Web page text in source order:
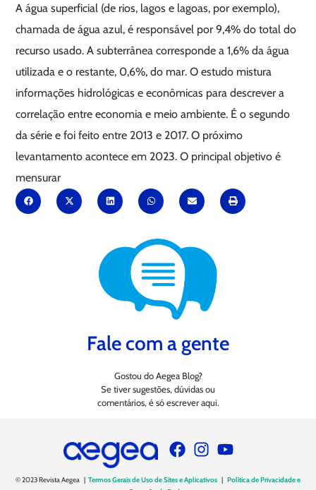
A água superficial (de rios, lagos e lagoas, por exemplo),
chamada de água azul, é responsável por 9,4% do total do
recurso usado. A subterrânea corresponde a 1,6% da água
utilizada e o restante, 0,6%, do mar. O estudo mistura
informações hidrológicas e econômicas para descrever a
correlação entre economia e meio ambiente. É o segundo
da série e foi feito entre 2013 e 2017. O próximo
levantamento acontece em 2023. O principal objetivo é
mensurar
Fale com a gente
Gostou do Aegea Blog?
Se tiver sugestões, dúvidas ou
comentários, é só escrever aqui.
© 2023 Revista Aegea | Termos Gerais de Uso de Sites e Aplicativos | Política de Privacidade e